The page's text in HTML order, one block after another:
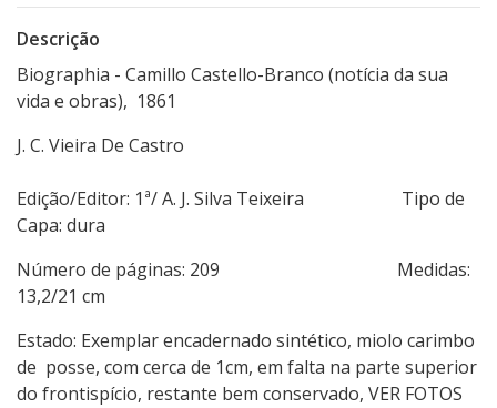
Descrição
Biographia - Camillo Castello-Branco (notícia da sua
vida e obras), 1861
J. C. Vieira De Castro
Edição/Editor: 1ª/ A. J. Silva Teixeira Tipo de
Capa: dura
Número de páginas: 209 Medidas:
13,2/21 cm
Estado: Exemplar encadernado sintético, miolo carimbo
de posse, com cerca de 1cm, em falta na parte superior
do frontispício, restante bem conservado, VER FOTOS